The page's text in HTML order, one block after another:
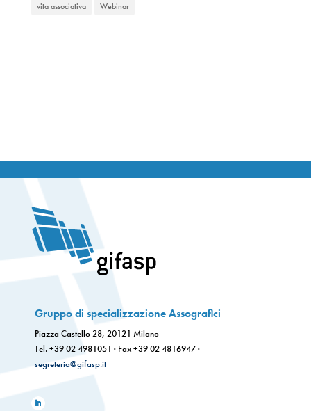
vita associativa
Webinar
Gruppo di specializzazione Assografici
Piazza Castello 28, 20121 Milano
Tel. +39 02 4981051 · Fax +39 02 4816947 ·
segreteria@gifasp.it